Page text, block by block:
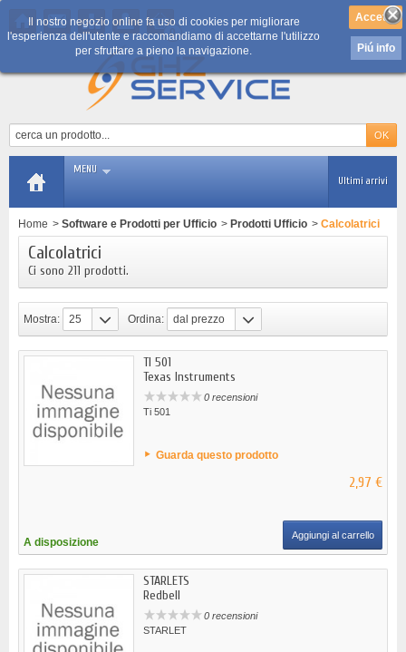
0
MENU
Ultimi arrivi
Il nostro negozio online fa uso di cookies per migliorare
l'esperienza dell'utente e raccomandiamo di accettarne l'utilizzo
per sfruttare a pieno la navigazione.
Piú info
Home > Software e Prodotti per Ufficio > Prodotti Ufficio > Calcolatrici
Calcolatrici
Ci sono 211 prodotti.
Mostra: 25 Ordina:
dal prezzo
TI 501
Texas Instruments
0 recensioni
Ti 501
Guarda questo prodotto
2,97 €
A disposizione
Aggiungi al carrello
STARLETS
Redbell
0 recensioni
STARLET